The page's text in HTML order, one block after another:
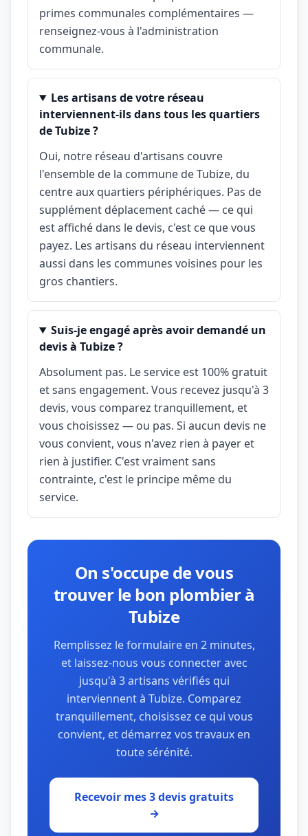
primes communales complémentaires —
renseignez-vous à l'administration
communale.
Les artisans de votre réseau
interviennent-ils dans tous les quartiers
de Tubize ?
Oui, notre réseau d'artisans couvre
l'ensemble de la commune de Tubize, du
centre aux quartiers périphériques. Pas de
supplément déplacement caché — ce qui
est affiché dans le devis, c'est ce que vous
payez. Les artisans du réseau interviennent
aussi dans les communes voisines pour les
gros chantiers.
Suis-je engagé après avoir demandé un
devis à Tubize ?
Absolument pas. Le service est 100% gratuit
et sans engagement. Vous recevez jusqu'à 3
devis, vous comparez tranquillement, et
vous choisissez — ou pas. Si aucun devis ne
vous convient, vous n'avez rien à payer et
rien à justifier. C'est vraiment sans
contrainte, c'est le principe même du
service.
On s'occupe de vous
trouver le bon plombier à
Tubize
Remplissez le formulaire en 2 minutes,
et laissez-nous vous connecter avec
jusqu'à 3 artisans vérifiés qui
interviennent à Tubize. Comparez
tranquillement, choisissez ce qui vous
convient, et démarrez vos travaux en
toute sérénité.
Recevoir mes 3 devis gratuits
→